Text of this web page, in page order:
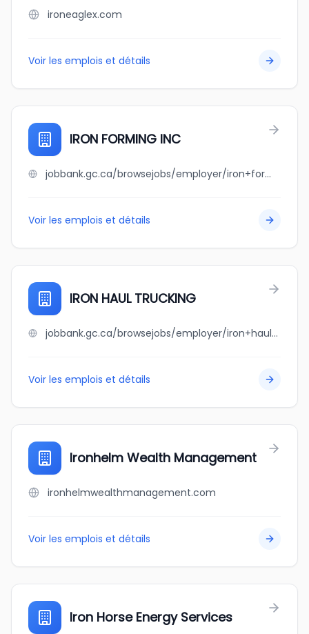
ironeaglex.com
Voir les emplois et détails
IRON FORMING INC
jobbank.gc.ca/browsejobs/employer/iron+forming+inc/ca
Voir les emplois et détails
IRON HAUL TRUCKING
jobbank.gc.ca/browsejobs/employer/iron+haul+trucking/ca
Voir les emplois et détails
Ironhelm Wealth Management
ironhelmwealthmanagement.com
Voir les emplois et détails
Iron Horse Energy Services